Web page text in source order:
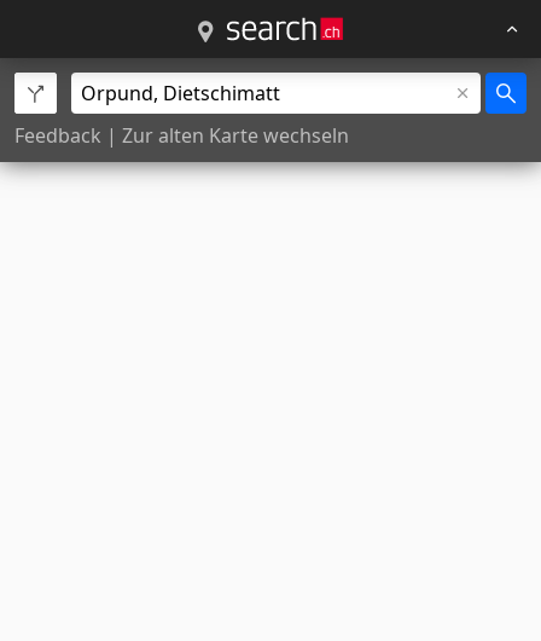
Feedback | Zur alten Karte wechseln